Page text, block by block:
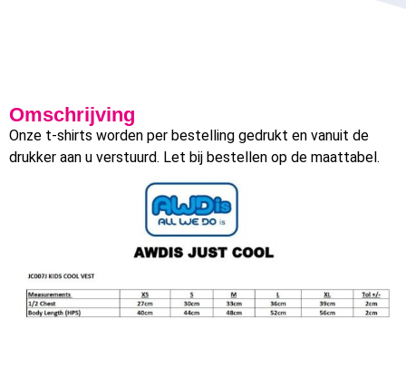
Omschrijving
Onze t-shirts worden per bestelling gedrukt en vanuit de
drukker aan u verstuurd. Let bij bestellen op de maattabel.